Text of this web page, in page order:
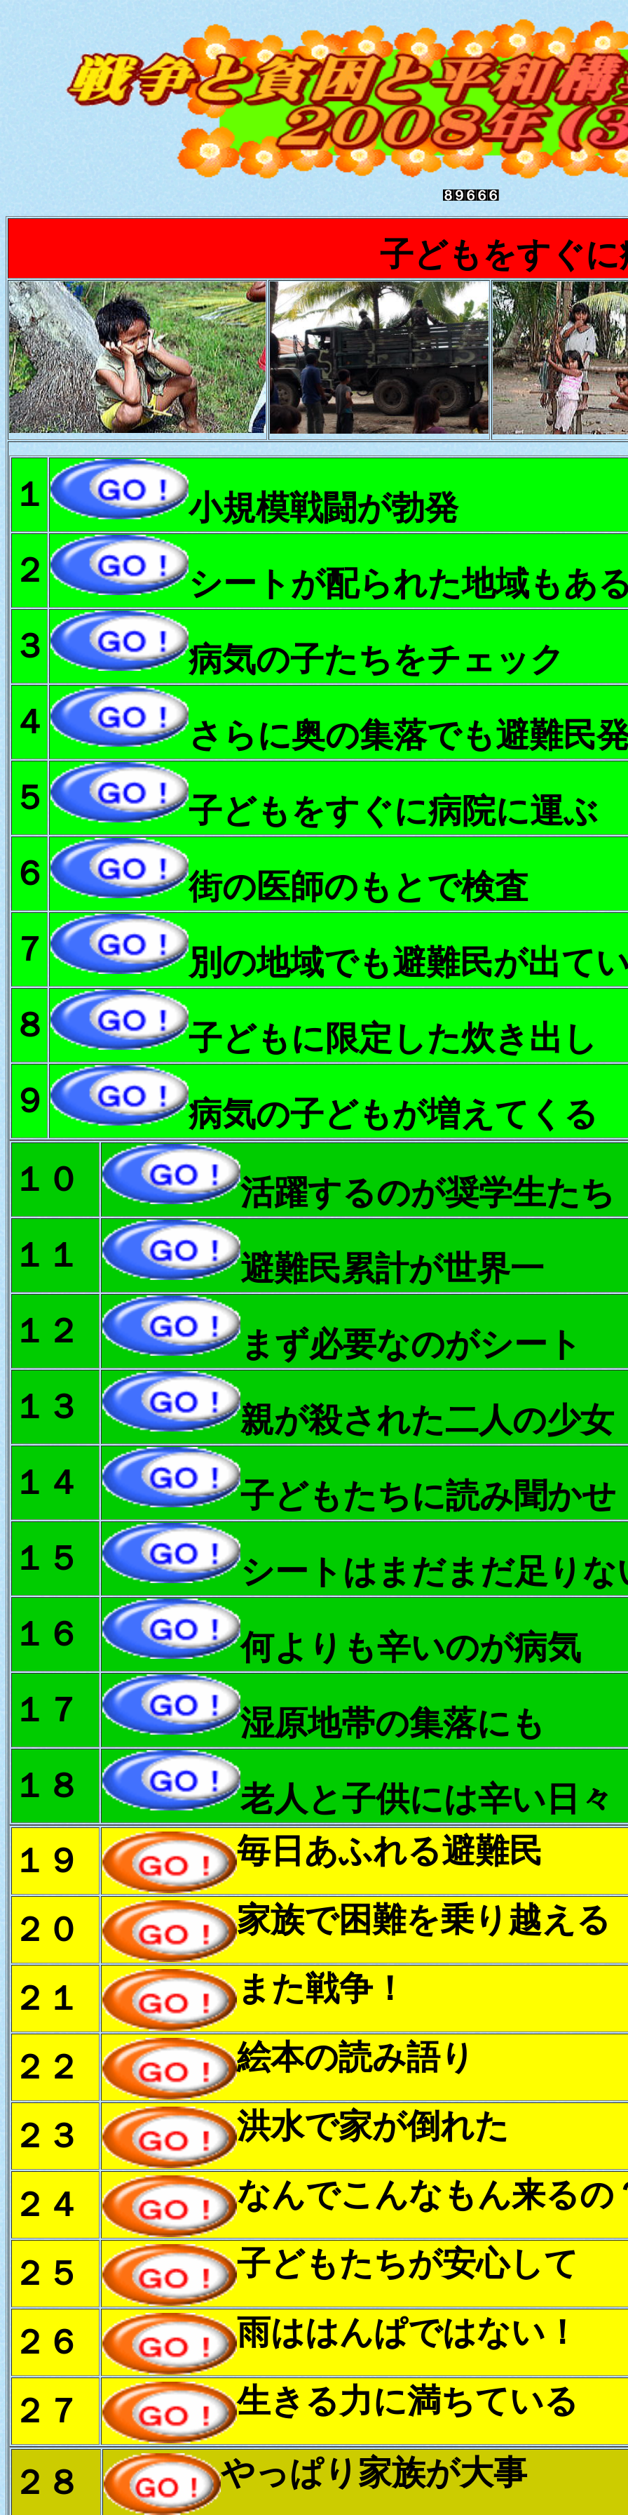
子どもをすぐ
１
小規模戦闘が勃発
２
シートが配られた地域もあ
３
病気の子たちをチェック
４
さらに奥の集落でも避難民
５
子どもをすぐに病院に運ぶ
６
街の医師のもとで検査
７
別の地域でも避難民が出て
８
子どもに限定した炊き出し
９
病気の子どもが増えてくる
１０
活躍するのが奨学生たち
１１
避難民累計が世界一
１２
まず必要なのがシート
１３
親が殺された二人の少女
１４
子どもたちに読み聞かせ
１５
シートはまだまだ足りな
１６
何よりも辛いのが病気
１７
湿原地帯の集落にも
１８
老人と子供には辛い日々
１９
毎日あふれる避難民
２０ 家族で困難を乗り越える
２１ また戦争！
２２ 絵本の読み語り
２３ 洪水で家が倒れた
２４ なんでこんなもん来るの
２５ 子どもたちが安心して
２６ 雨ははんぱではない！
２７ 生きる力に満ちている
２８ やっぱり家族が大事